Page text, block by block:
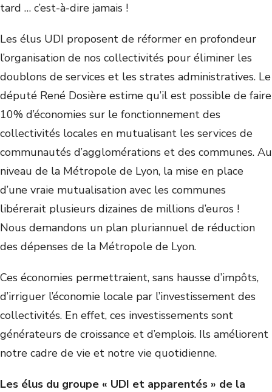
tard … c’est-à-dire jamais !
Les élus UDI proposent de réformer en profondeur
l’organisation de nos collectivités pour éliminer les
doublons de services et les strates administratives. Le
député René Dosière estime qu’il est possible de faire
10% d’économies sur le fonctionnement des
collectivités locales en mutualisant les services de
communautés d’agglomérations et des communes. Au
niveau de la Métropole de Lyon, la mise en place
d’une vraie mutualisation avec les communes
libérerait plusieurs dizaines de millions d’euros !
Nous demandons un plan pluriannuel de réduction
des dépenses de la Métropole de Lyon.
Ces économies permettraient, sans hausse d’impôts,
d’irriguer l’économie locale par l’investissement des
collectivités. En effet, ces investissements sont
générateurs de croissance et d’emplois. Ils améliorent
notre cadre de vie et notre vie quotidienne.
Les élus du groupe « UDI et apparentés » de la